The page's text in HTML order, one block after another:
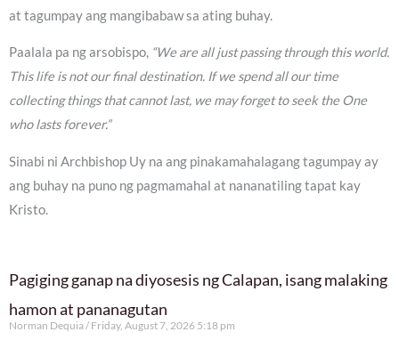
at tagumpay ang mangibabaw sa ating buhay.
Paalala pa ng arsobispo, “We are all just passing through this world.
This life is not our final destination. If we spend all our time
collecting things that cannot last, we may forget to seek the One
who lasts forever.”
Sinabi ni Archbishop Uy na ang pinakamahalagang tagumpay ay
ang buhay na puno ng pagmamahal at nananatiling tapat kay
Kristo.
Pagiging ganap na diyosesis ng Calapan, isang malaking
hamon at pananagutan
Norman Dequia Friday, August 7, 2026 5:18 pm